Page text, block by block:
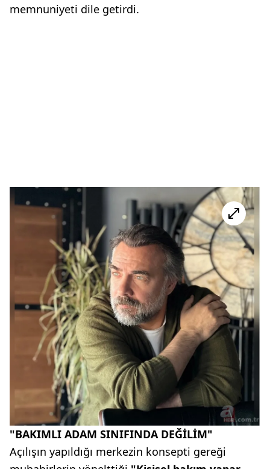
memnuniyeti dile getirdi.
"BAKIMLI ADAM SINIFINDA DEĞİLİM"
Açılışın yapıldığı merkezin konsepti gereği